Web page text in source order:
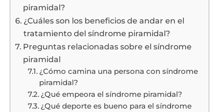
piramidal?
¿Cuáles son los beneficios de andar en el
tratamiento del síndrome piramidal?
Preguntas relacionadas sobre el síndrome
piramidal
¿Cómo camina una persona con síndrome
piramidal?
¿Qué empeora el síndrome piramidal?
¿Qué deporte es bueno para el síndrome